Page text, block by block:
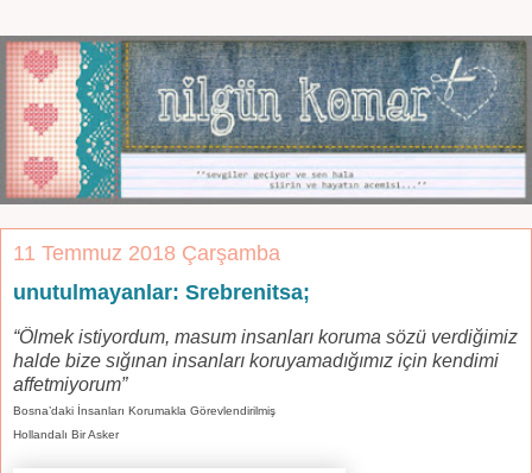
11 Temmuz 2018 Çarşamba
unutulmayanlar: Srebrenitsa;
“Ölmek istiyordum, masum insanları koruma sözü verdiğimiz
halde bize sığınan insanları koruyamadığımız için kendimi
affetmiyorum”
Bosna’daki İnsanları Korumakla Görevlendirilmiş
Hollandalı Bir Asker